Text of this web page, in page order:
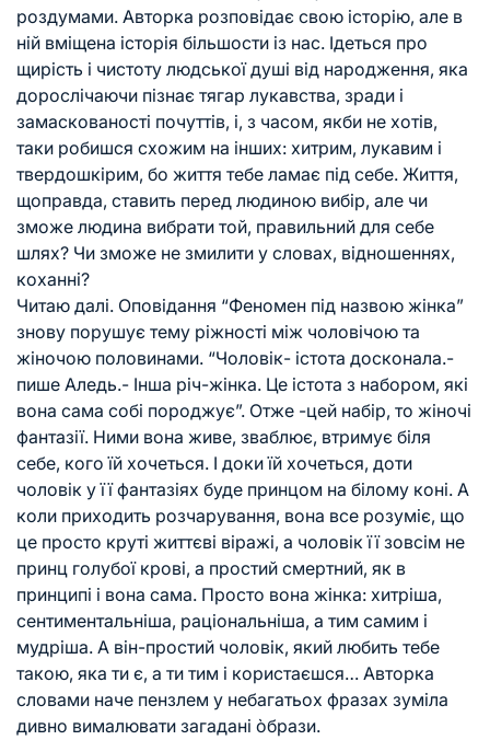
роздумами. Авторка розповідає свою історію, але в
ній вміщена історія більшости із нас. Ідеться про
щирість і чистоту людської душі від народження, яка
дорослічаючи пізнає тягар лукавства, зради і
замаскованості почуттів, і, з часом, якби не хотів,
таки робишся схожим на інших: хитрим, лукавим і
твердошкірим, бо життя тебе ламає під себе. Життя,
щоправда, ставить перед людиною вибір, але чи
зможе людина вибрати той, правильний для себе
шлях? Чи зможе не змилити у словах, відношеннях,
коханні?
Читаю далі. Оповідання “Феномен під назвою жінка”
знову порушує тему ріжності між чоловічою та
жіночою половинами. “Чоловік- істота досконала.-
пише Аледь.- Інша річ-жінка. Це істота з набором, які
вона сама собі породжує”. Отже -цей набір, то жіночі
фантазії. Ними вона живе, зваблює, втримує біля
себе, кого їй хочеться. І доки їй хочеться, доти
чоловік у її фантазіях буде принцом на білому коні. А
коли приходить розчарування, вона все розуміє, що
це просто круті життєві віражі, а чоловік її зовсім не
принц голубої крові, а простий смертний, як в
принципі і вона сама. Просто вона жінка: хитріша,
сентиментальніша, раціональніша, а тим самим і
мудріша. А він-простий чоловік, який любить тебе
такою, яка ти є, а ти тим і користаєшся… Авторка
словами наче пензлем у небагатьох фразах зуміла
дивно вималювати загадані òбрази.